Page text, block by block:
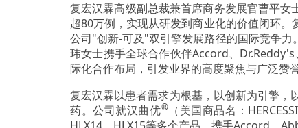
复宏汉霖高级副总裁兼首席商务发展官曹平
超80万例，实现从研发到商业化的价值闭环
公司"创新-可及"双引擎发展路径的国际竞争
玮女士携手全球合作伙伴Accord、
际化合作布局，引发业界的高度聚焦与广泛赞
复宏汉霖以患者需求为根基，以创新为引擎
药。公司就汉曲优®（美国商品名：HERCESSI